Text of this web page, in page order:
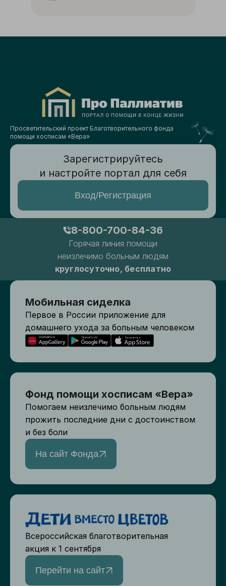
Просветительский проект Благотворительного фонда
помощи хосписам «Вера»
Зарегистрируйтесь
и настройте портал для себя
Вход/Регистрация
8-800-700-84-36
Горячая линия помощи
неизлечимо больным людям
круглосуточно, бесплатно
Мобильная сиделка
Первое в России приложение для
домашнего ухода за больным человеком
Фонд помощи хосписам «Вера»
Помогаем неизлечимо больным людям
прожить последние дни с достоинством
и без боли
На сайт Фонда
Всероссийская благотворительная
акция к 1 сентября
Перейти на сайт